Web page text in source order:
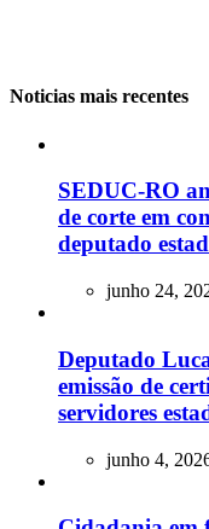
Noticias mais recentes
SEDUC-RO
de corte em
deputado
junho 24,
Deputado
emissão de
servidores
junho 4,